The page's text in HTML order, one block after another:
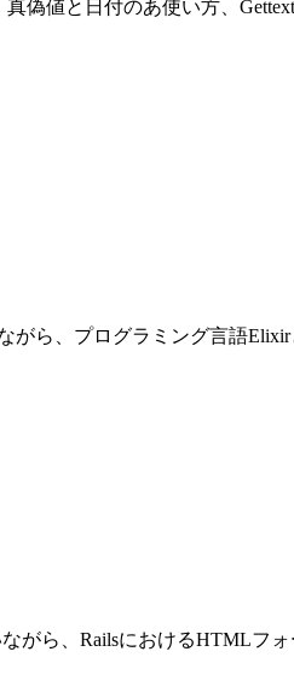
偽値と日付のあ使い方、
がら、プログラミング言語
がら、RailsにおけるHTMLフ